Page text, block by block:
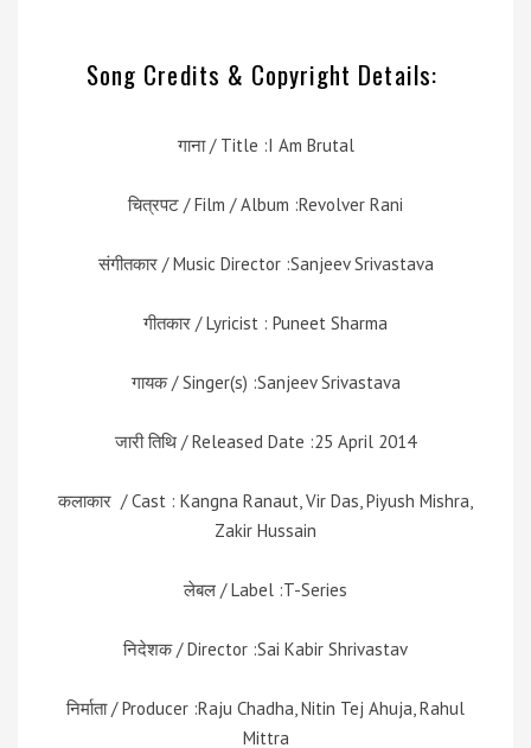
Song Credits & Copyright Details:
गाना / Title :I Am Brutal
चित्रपट / Film / Album :Revolver Rani
संगीतकार / Music Director :Sanjeev Srivastava
गीतकार / Lyricist : Puneet Sharma
गायक / Singer(s) :Sanjeev Srivastava
जारी तिथि / Released Date :25 April 2014
कलाकार / Cast : Kangna Ranaut, Vir Das, Piyush Mishra,
Zakir Hussain
लेबल / Label :T-Series
निदेशक / Director :Sai Kabir Shrivastav
निर्माता / Producer :Raju Chadha, Nitin Tej Ahuja, Rahul
Mittra